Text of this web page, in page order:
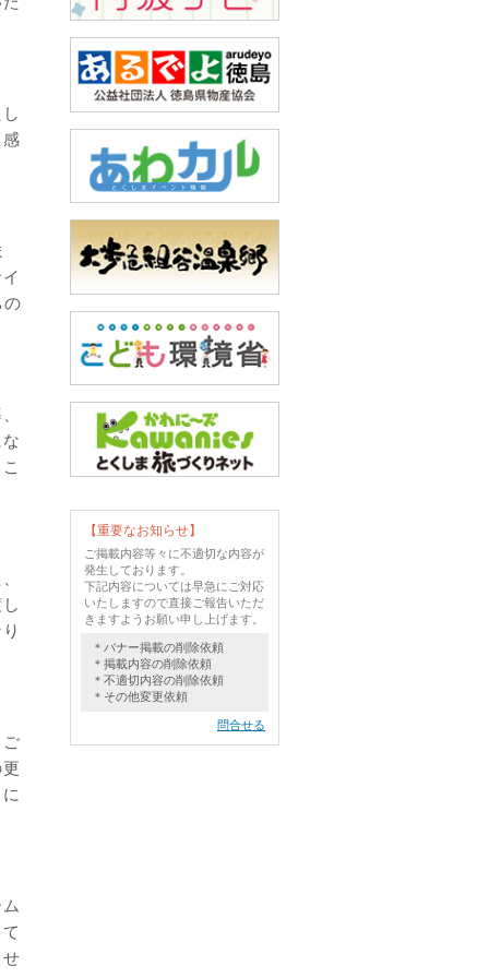
の
【重要なお知らせ】
ご掲載内容等々に不適切な内容が
発生しております。
下記内容については早急にご対応
いたしますので直接ご報告いただ
きますようお願い申し上げます。
＊バナー掲載の削除依頼
＊掲載内容の削除依頼
＊不適切内容の削除依頼
＊その他変更依頼
問合せる